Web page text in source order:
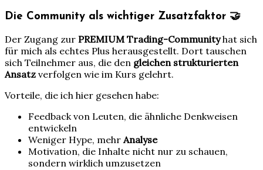
Die Community als wichtiger Zusatzfaktor 🤝
Der Zugang zur PREMIUM Trading-Communityhat sich
für mich als echtes Plus herausgestellt. Dort tauschen
sich Teilnehmer aus, die den gleichen strukturierten
Ansatz verfolgen wie im Kurs gelehrt.
Vorteile, die ich hier gesehen habe:
Feedback von Leuten, die ähnliche Denkweisen
entwickeln
Weniger Hype, mehrAnalyse
Motivation, die Inhalte nicht nur zu schauen,
sondern wirklich umzusetzen